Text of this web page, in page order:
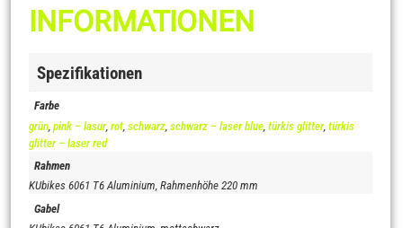
INFORMATIONEN
Spezifikationen
Farbe
grün pink – lasur, rot schwarz schwarz – laser blue türkis glitter, türkis
glitter – laser red
Rahmen
KUbikes 6061 T6 Aluminium, Rahmenhöhe 220 mm
Gabel